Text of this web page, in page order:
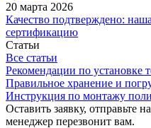
20 марта 2026
Качество подтверждено:
сертификацию
Статьи
Все статьи
Рекомендации по установке
Правильное хранение и
Инструкция по монтажу
Оставить заявку,
менеджер перезвонит вам.